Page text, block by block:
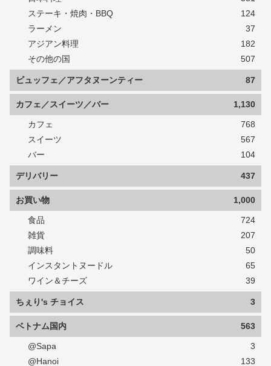
ステーキ・焼肉・BBQ
124
ラーメン
37
アジアン料理
182
その他の国
507
ビュッフェ／アフタヌーンティー 87
カフェ／スイーツ／バー 1,130
カフェ
768
スイーツ
567
バー
104
デリバリー 437
お買い物 1,000
食品
724
雑貨
207
調味料
50
インスタントヌードル
65
ワイン＆チーズ
39
ちぇり's チョイス 3
ベトナム国内 563
@Sapa
3
@Hanoi
133